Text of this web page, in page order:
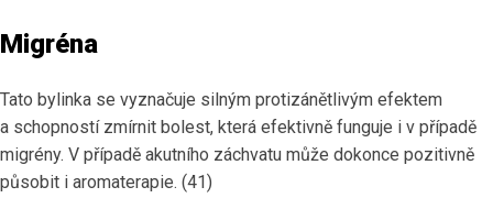
Migréna
Tato bylinka se vyznačuje silným protizánětlivým efektem
a schopností zmírnit bolest, která efektivně funguje i v případě
migrény. V případě akutního záchvatu může dokonce pozitivně
působit i aromaterapie. (41)